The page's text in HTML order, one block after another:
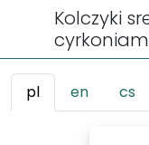
Kolczyki
pl en cs